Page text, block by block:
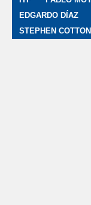
EDGARDO DÍAZ
STEPHEN COTTON